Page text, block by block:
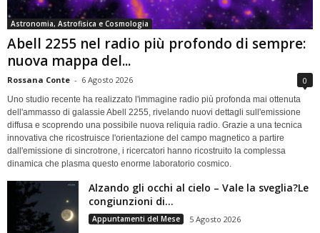
Astronomia, Astrofisica e Cosmologia
Abell 2255 nel radio più profondo di sempre:
nuova mappa del...
Rossana Conte - 6 Agosto 2026 0
Uno studio recente ha realizzato l'immagine radio più profonda mai ottenuta
dell'ammasso di galassie Abell 2255, rivelando nuovi dettagli sull'emissione
diffusa e scoprendo una possibile nuova reliquia radio. Grazie a una tecnica
innovativa che ricostruisce l'orientazione del campo magnetico a partire
dall'emissione di sincrotrone, i ricercatori hanno ricostruito la complessa
dinamica che plasma questo enorme laboratorio cosmico.
Alzando gli occhi al cielo – Vale la sveglia?Le
congiunzioni di...
Appuntamenti del Mese 5 Agosto 2026